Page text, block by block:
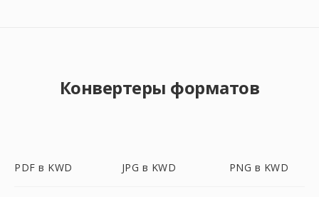
Конвертеры форматов
PDF в KWD JPG в KWD PNG в KWD